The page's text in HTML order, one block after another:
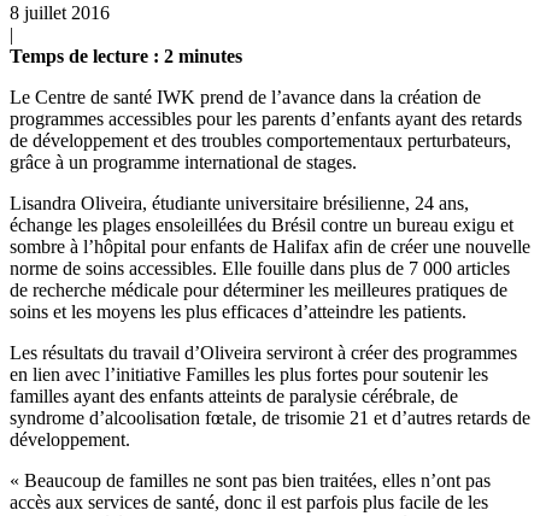
8 juillet 2016
|
Temps de lecture : 2 minutes
Le Centre de santé IWK prend de l’avance dans la création de
programmes accessibles pour les parents d’enfants ayant des retards
de développement et des troubles comportementaux perturbateurs,
grâce à un programme international de stages.
Lisandra Oliveira, étudiante universitaire brésilienne, 24 ans,
échange les plages ensoleillées du Brésil contre un bureau exigu et
sombre à l’hôpital pour enfants de Halifax afin de créer une nouvelle
norme de soins accessibles. Elle fouille dans plus de 7 000 articles
de recherche médicale pour déterminer les meilleures pratiques de
soins et les moyens les plus efficaces d’atteindre les patients.
Les résultats du travail d’Oliveira serviront à créer des programmes
en lien avec l’initiative Familles les plus fortes pour soutenir les
familles ayant des enfants atteints de paralysie cérébrale, de
syndrome d’alcoolisation fœtale, de trisomie 21 et d’autres retards de
développement.
« Beaucoup de familles ne sont pas bien traitées, elles n’ont pas
accès aux services de santé, donc il est parfois plus facile de les